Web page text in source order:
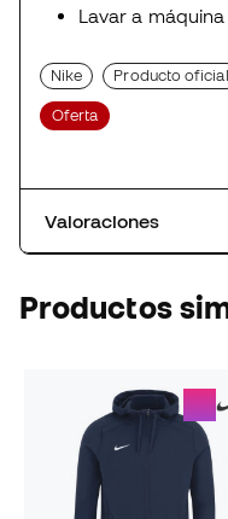
Lavar a máquina
Nike Producto oficial
Oferta
Valoraciones
Productos